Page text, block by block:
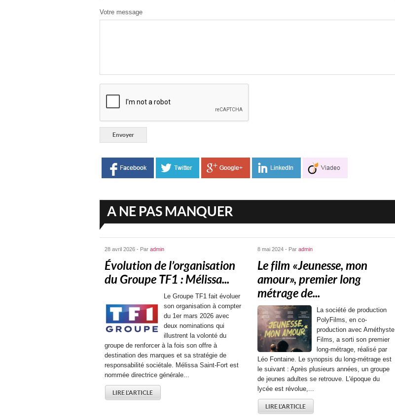
Votre message
A NE PAS MANQUER
28 avril 2026 - Par admin
Évolution de l’organisation
du Groupe TF1 : Mélissa...
Le Groupe TF1 fait évoluer
son organisation à compter
du 1er mars 2026 avec
deux nominations qui
illustrent la volonté du
groupe de renforcer à la fois son offre à
destination des marques et sa stratégie de
responsabilité sociétale. Mélissa Saint-Fort est
nommée directrice générale...
LIRE L'ARTICLE
8 mai 2024 - Par admin
Le film « Jeunesse, mon
amour », premier long
métrage de...
La société de production
PolyFilms, en co-
production avec Améthyste
Films, a sorti son premier
long-métrage, réalisé par
Léo Fontaine. Le synopsis du long-métrage est
le suivant : Après plusieurs années, un groupe
de jeunes adultes se retrouve. L'époque du
lycée est révolue,...
LIRE L'ARTICLE